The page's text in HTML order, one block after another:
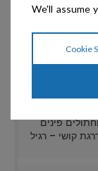
פינים
קושי – רגיל
We'll assume
Cookie